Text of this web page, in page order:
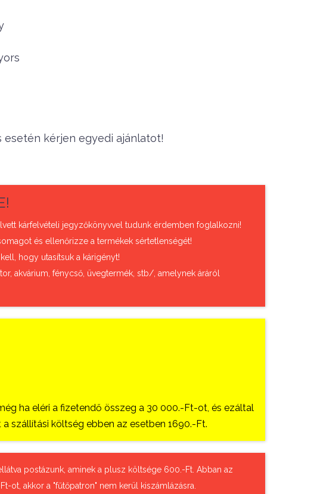
esetén kérjen egyedi ajánlatot!
kárfelvételi jegyzőkönyvvel tudunk érdemben foglalkozni!
és ellenőrizze a termékek sértetlenségét!
hogy utasítsuk a kárigényt!
akvárium, fénycső, üvegtermék, stb/, amelynek áráról
ha eléri a fizetendő összeg a 30 000.-Ft-ot, és ezáltal
szállítási költség ebben az esetben 1690.-Ft.
postázunk, aminek a plusz költsége 600.-Ft. Abban az
ot, akkor a "fűtőpatron" nem kerül kiszámlázásra.